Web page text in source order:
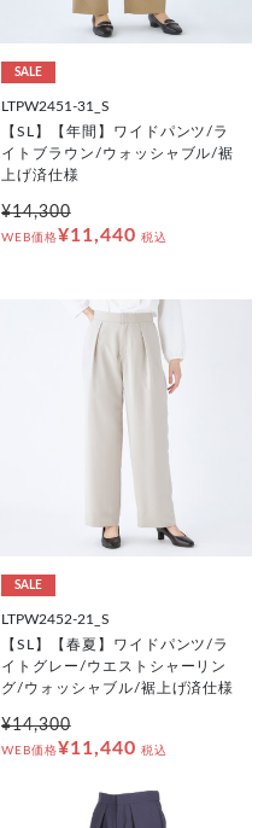
SALE
LTPW2451-31_S
【SL】【年間】ワイドパンツ/ラ
イトブラウン/ウォッシャブル/裾
上げ済仕様
¥14,300
WEB価格¥11,440 税込
SALE
LTPW2452-21_S
【SL】【春夏】ワイドパンツ/ラ
イトグレー/ウエストシャーリン
グ/ウォッシャブル/裾上げ済仕様
¥14,300
WEB価格¥11,440 税込